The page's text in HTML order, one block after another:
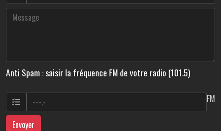
Anti Spam : saisir la fréquence FM de votre radio (101.5)
FM
Envoyer